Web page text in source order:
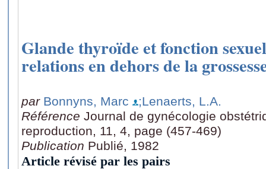
Glande thyroïde et fonction
relations en dehors de la
par Bonnyns, Marc
;Lenaerts, L.A.
Référence Journal de gynécologie
reproduction, 11, 4, page (457-469)
Publication Publié, 1982
Article révisé par les pairs